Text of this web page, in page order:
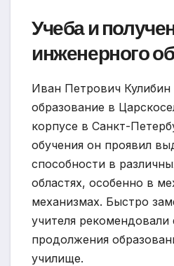
Учеба и
инженерного
Иван Петрович Кулибин
образование в
корпусе в Санкт-
обучения он проявил
способности в
областях, особенно в
механизмах. Быстро
учителя рекомендовали
продолжения
училище.